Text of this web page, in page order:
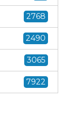
2768
2490
3065
7922